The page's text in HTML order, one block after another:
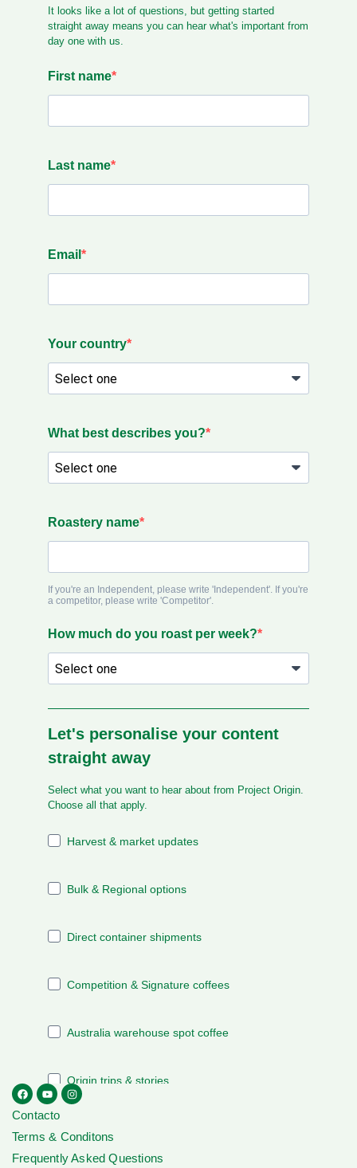
Contacto
Terms & Conditons
Frequently Asked Questions